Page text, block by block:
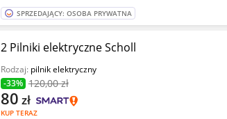
SPRZEDAJĄCY: OSOBA PRYWATNA
2 Pilniki elektryczne Scholl
Rodzaj: pilnik elektryczny
-33% 120,00 zł
KUP TERAZ
80 zł